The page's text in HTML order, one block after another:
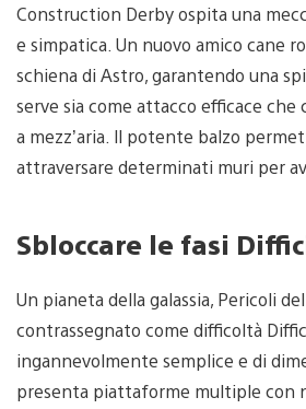
Construction Derby ospita una
e simpatica. Un nuovo amico cane
schiena di Astro, garantendo una
serve sia come attacco efficace che
a mezz’aria. ll potente balzo
attraversare determinati muri per
Sbloccare le fasi
Un pianeta della galassia, Pericoli
contrassegnato come difficoltà
ingannevolmente semplice e di
presenta piattaforme multiple con